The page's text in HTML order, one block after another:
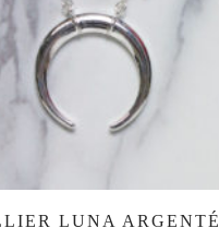
LUNA ARGENTÉ